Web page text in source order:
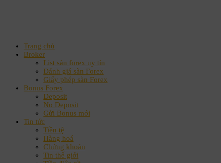
Trang chủ
Broker
List sàn forex uy tín
Đánh giá sàn Forex
Giấy phép sàn Forex
Bonus Forex
Deposit
No Deposit
Gửi Bonus mới
Tin tức
Tiền tệ
Hàng hoá
Chứng khoán
Tin thế giới